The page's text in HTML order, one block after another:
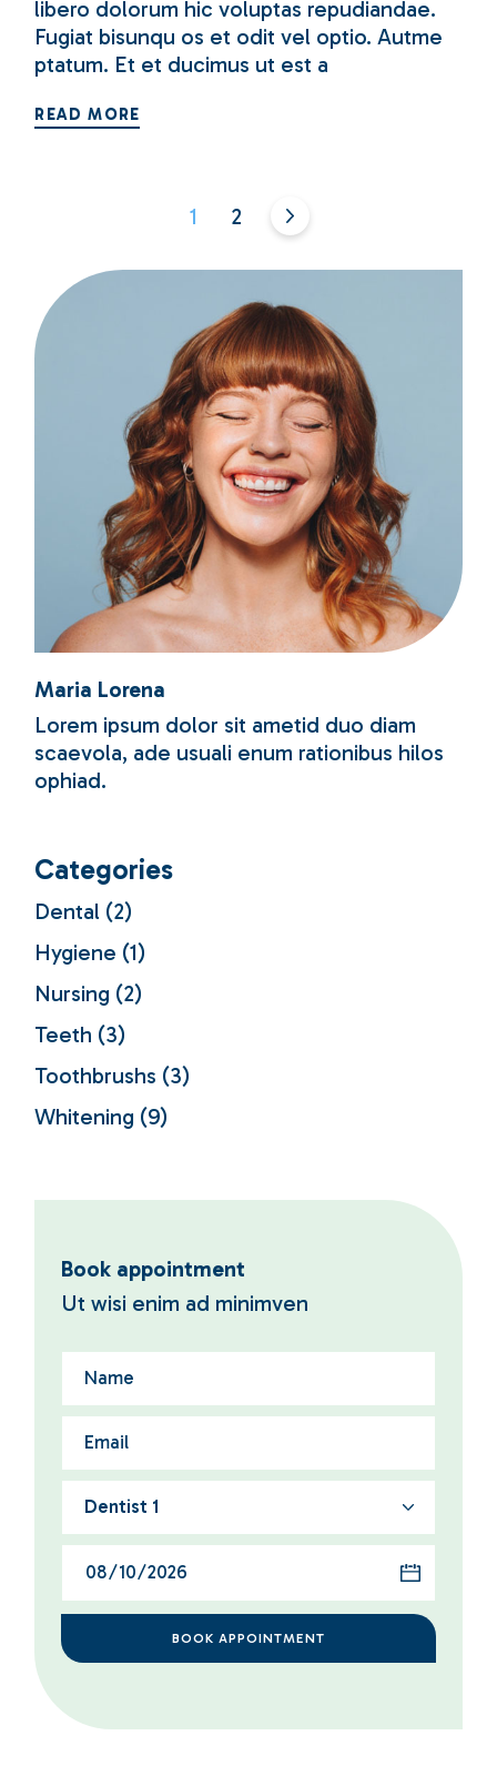
libero dolorum hic voluptas repudiandae.
Fugiat bisunqu os et odit vel optio. Autme
ptatum. Et et ducimus ut est a
READ MORE
Posts
pagination
1 2
Maria Lorena
Lorem ipsum dolor sit ametid duo diam
scaevola, ade usuali enum rationibus hilos
ophiad.
Categories
Dental (2)
Hygiene (1)
Nursing (2)
Teeth (3)
Toothbrushs (3)
Whitening (9)
Book appointment
Ut wisi enim ad minimven
Dentist 1
BOOK APPOINTMENT